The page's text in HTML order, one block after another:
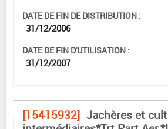
DATE DE FIN DE DISTRIBUTION :
31/12/2006
DATE DE FIN D'UTILISATION :
31/12/2007
[15415932] Jachères et